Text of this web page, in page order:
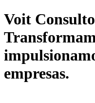
Voit
empresas.